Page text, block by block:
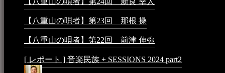
【八重山の唄者】第23回 那根 操
【八重山の唄者】第22回 前津 伸弥
[ レポート ] 音楽民族 + SESSIONS 2024 part2